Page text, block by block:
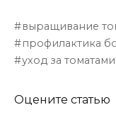
выращивание
профилактика
уход за томатами
Оцените статью